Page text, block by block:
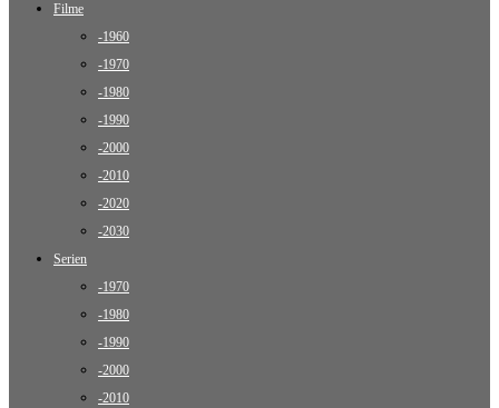
Filme
-1960
-1970
-1980
-1990
-2000
-2010
-2020
-2030
Serien
-1970
-1980
-1990
-2000
-2010